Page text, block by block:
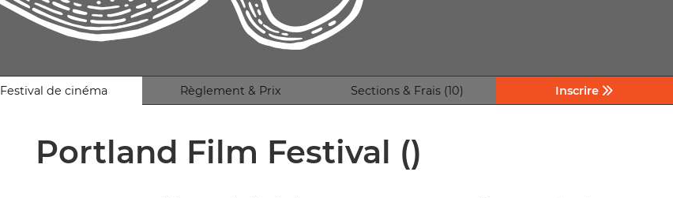
Festival de cinéma Règlement & Prix Sections & Frais (10) Inscrire
Portland Film Festival ()